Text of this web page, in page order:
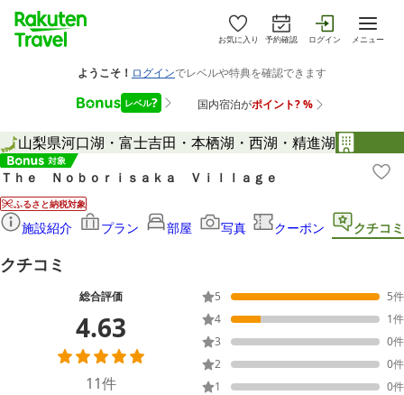
お気に入り 予約確認 ログイン メニュー
山梨県河口湖・富士吉田・本栖湖・西湖・精進湖
Ｔｈｅ Ｎｏｂｏｒｉｓａｋａ Ｖｉｌｌａｇｅ
ふるさと納税対象
施設紹介 プラン 部屋 写真 クーポン クチコミ
クチコミ
総合評価
4.63
11件
5 5件
4
1件
3
0件
2
0件
1
0件